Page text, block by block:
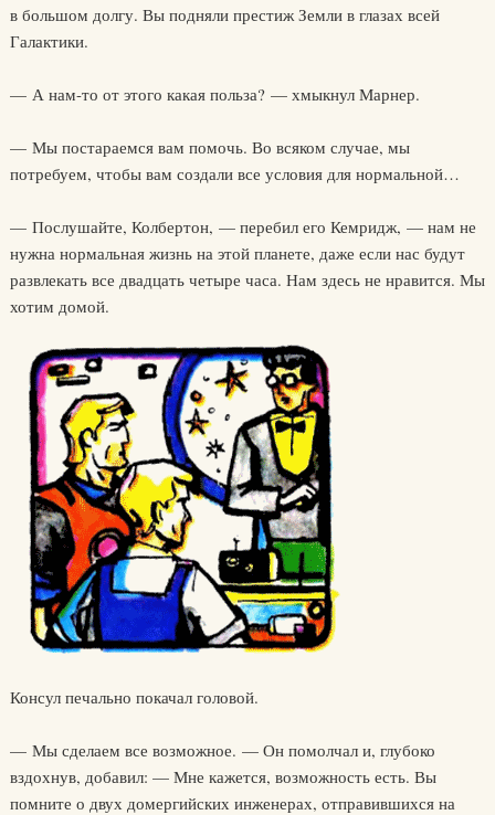
в большом долгу. Вы подняли престиж Земли в глазах всей
Галактики.
— А нам-то от этого какая польза? — хмыкнул Марнер.
— Мы постараемся вам помочь. Во всяком случае, мы
потребуем, чтобы вам создали все условия для нормальной…
— Послушайте, Колбертон, — перебил его Кемридж, — нам не
нужна нормальная жизнь на этой планете, даже если нас будут
развлекать все двадцать четыре часа. Нам здесь не нравится. Мы
хотим домой.
Консул печально покачал головой.
— Мы сделаем все возможное. — Он помолчал и, глубоко
вздохнув, добавил: — Мне кажется, возможность есть. Вы
помните о двух домергийских инженерах, отправившихся на